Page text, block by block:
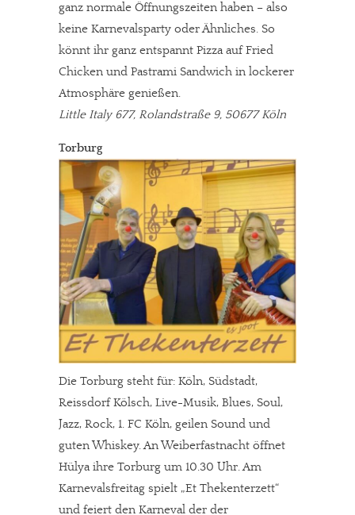
ganz normale Öffnungszeiten haben – also
keine Karnevalsparty oder Ähnliches. So
könnt ihr ganz entspannt Pizza auf Fried
Chicken und Pastrami Sandwich in lockerer
Atmosphäre genießen.
Little Italy 677, Rolandstraße 9, 50677 Köln
Torburg
Die Torburg steht für: Köln, Südstadt,
Reissdorf Kölsch, Live-Musik, Blues, Soul,
Jazz, Rock, 1. FC Köln, geilen Sound und
guten Whiskey. An Weiberfastnacht öffnet
Hülya ihre Torburg um 10.30 Uhr. Am
Karnevalsfreitag spielt „Et Thekenterzett“
und feiert den Karneval der der